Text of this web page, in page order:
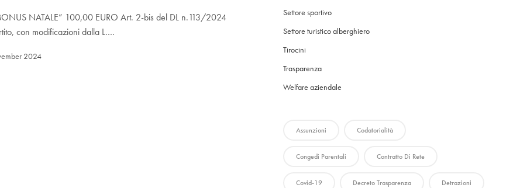
NATALE” 100,00 EURO Art. 2-bis del DL n.113/2024
con modificazioni dalla L.…
2024
Settore sportivo
Settore turistico alberghiero
Tirocini
Trasparenza
Welfare aziendale
Assunzioni Codatorialità
Congedi Parentali Contratto Di Rete
Covid-19 Decreto Trasparenza Detrazioni